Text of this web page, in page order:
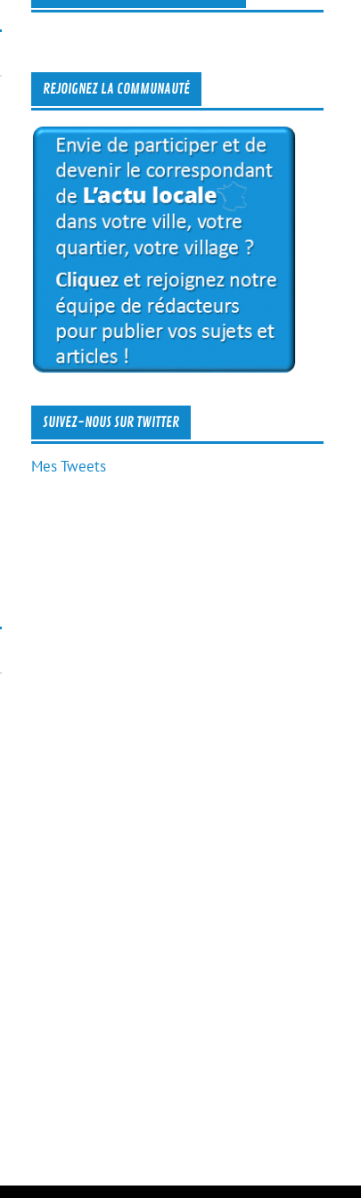
REJOIGNEZ LA COMMUNAUTÉ
SUIVEZ-NOUS SUR TWITTER
Mes Tweets